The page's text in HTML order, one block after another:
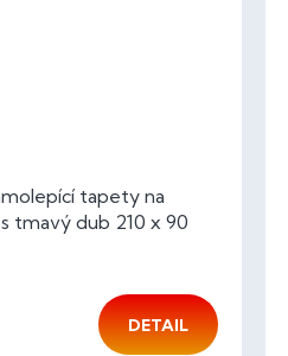
tapety na
tmavý dub 210 x 90
DETAIL